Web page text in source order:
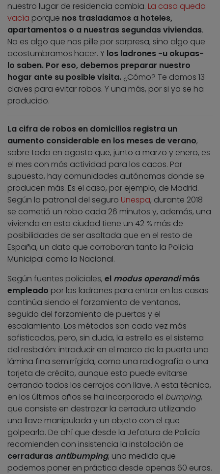
nuestro lugar de residencia cambia. La casa queda
vacía porque nos trasladamos a hoteles,
apartamentos o a nuestras segundas viviendas.
No es algo que nos pille por sorpresa, sino algo que
acostumbramos hacer. Y los ladrones -u okupas-
lo saben. Por eso, debemos preparar nuestro
hogar ante su posible visita. ¿Cómo? Te damos 13
claves para evitar robos. Y una más, por si ya se ha
producido.
La cifra de robos en domicilios registra un
aumento considerable en los meses de verano,
sobre todo en agosto que, junto a marzo y enero, es
el mes con más actividad para los cacos. Por
supuesto, hay comunidades autónomas donde se
producen más. Es el caso, por ejemplo, de Madrid.
Según la patronal del seguro Unespa, durante 2018
se cometió un robo cada 26 minutos y, además, una
vivienda en esta ciudad tiene un 42 % más de
posibilidades de ser asaltada que en el resto de
España, un dato que corroboran tanto la Policía
Municipal como la Nacional.
Según fuentes policiales, el modus operandimás
empleado por los ladrones para entrar en las casas
continúa siendo el forzamiento de ventanas,
seguido del forzamiento de puertas y el
escalamiento. Los métodos son cada vez más
sofisticados, pero, sin duda, la estrella es el sistema
del resbalón: introducir en el marco de la puerta una
lámina fina semirrígida, como una radiografía o una
tarjeta de crédito, aunque esto puede evitarse
cerrando todos los cerrojos con llave. A esta técnica,
en los últimos años se ha incorporado el bumping,
que consiste en destrozar la cerradura utilizando
una llave manipulada y un objeto con el que
golpearla. De ahí que desde la Jefatura de Policía
recomienden con insistencia la instalación de
cerraduras antibumping, una medida que
podemos poner en práctica desde apenas 60 euros.